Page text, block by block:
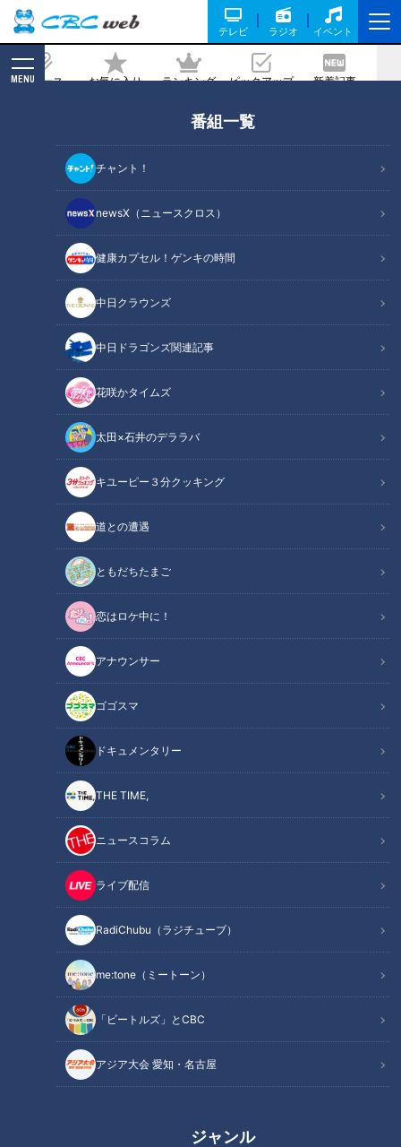
テレビ ラジオ イベント
ニュース お気に入り ランキング ピックアップ 新着記事
MENU
番組一覧
チャント！
newsX（ニュースクロス）
健康カプセル！ゲンキの時間
中日クラウンズ
中日ドラゴンズ関連記事
花咲かタイムズ
太田×石井のデララバ
キユーピー３分クッキング
道との遭遇
ともだちたまご
恋はロケ中に！
アナウンサー
ゴゴスマ
ドキュメンタリー
THE TIME,
ニュースコラム
ライブ配信
RadiChubu（ラジチューブ）
me:tone（ミートーン）
「ビートルズ」とCBC
アジア大会 愛知・名古屋
ジャンル
て気持ちでこの1年間過ごせよ』草加勝
のリハビリを支えた時代を超える言葉
2025/07/07 17:50
「サンデードラゴンズ」より草加勝投手(C)CBCテレビ
中日ドラゴンズ
サンドラコラム
「とある妄想しがちなファンのドラゴンズ見聞録」
ＣＢＣテレビ「サンデードラゴンズ」（毎週日曜日午後１２時
５４分から東海エリアで生放送）を見たコラム
関連リンク
【動画】石伊雄太が魅せた！技ありセーフティ
草加勝投手と言えば、ストレートの質と制球、変化球の多彩さ
を武器に亜細亜大学出身で戦国東都と呼ばれる群雄割拠のリー
グを戦い、日米大学野球選手権大会で日本代表にも選ばれた投
手だ。華々しい経歴ながら、プロ入り後すぐに右ひじ靭帯損傷
のアクシデントに襲われた。今回のサンドラの特集は、そんな
草加投手がリハビリ中における苦しみから、それを支えた言
葉、待ちに待ったプロ発初登板について語った。それでは早速
振り返る！
『ドラ１なのに何してんだ』という声の中やり抜いたハビ
リ生活
孤独のなかで心を支えたある人の言葉とそのルーツ